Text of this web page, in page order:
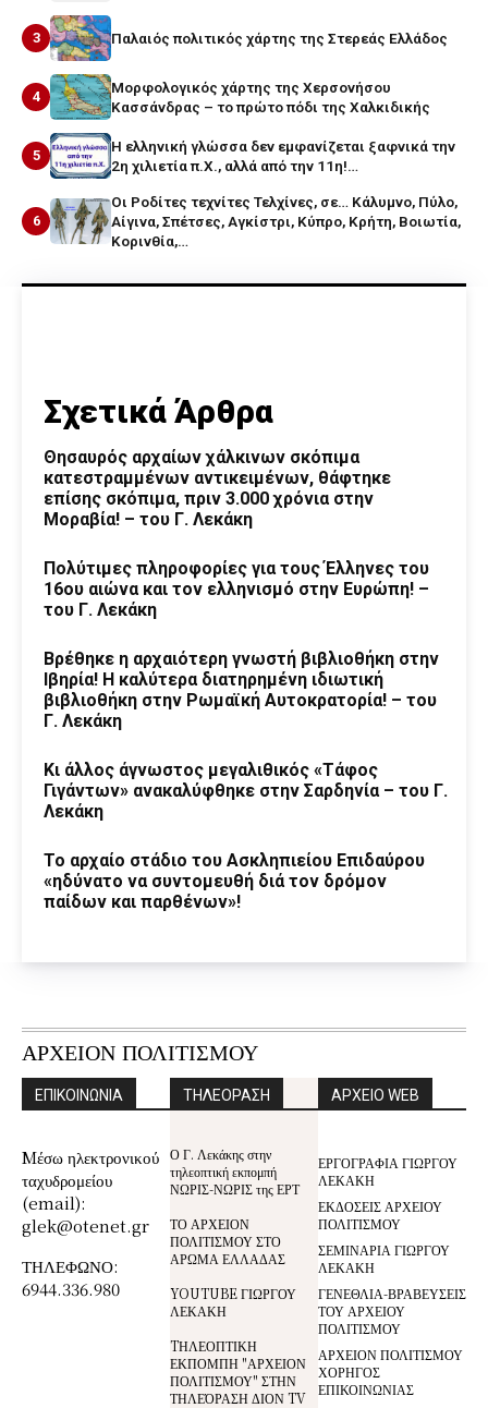
3 Παλαιός πολιτικός χάρτης της Στερεάς Ελλάδος
4
Μορφολογικός χάρτης της Χερσονήσου
Κασσάνδρας – το πρώτο πόδι της Χαλκιδικής
5
Η ελληνική γλώσσα δεν εμφανίζεται ξαφνικά την
2η χιλιετία π.Χ., αλλά από την 11η!…
6
Οι Ροδίτες τεχνίτες Τελχίνες, σε… Κάλυμνο, Πύλο,
Αίγινα, Σπέτσες, Αγκίστρι, Κύπρο, Κρήτη, Βοιωτία,
Κορινθία,…
Σχετικά Άρθρα
Θησαυρός αρχαίων χάλκινων σκόπιμα
κατεστραμμένων αντικειμένων, θάφτηκε
επίσης σκόπιμα, πριν 3.000 χρόνια στην
Μοραβία! – του Γ. Λεκάκη
Πολύτιμες πληροφορίες για τους Έλληνες του
16ου αιώνα και τον ελληνισμό στην Ευρώπη! –
του Γ. Λεκάκη
Βρέθηκε η αρχαιότερη γνωστή βιβλιοθήκη στην
Ιβηρία! Η καλύτερα διατηρημένη ιδιωτική
βιβλιοθήκη στην Ρωμαϊκή Αυτοκρατορία! – του
Γ. Λεκάκη
Κι άλλος άγνωστος μεγαλιθικός «Τάφος
Γιγάντων» ανακαλύφθηκε στην Σαρδηνία – του Γ.
Λεκάκη
Το αρχαίο στάδιο του Ασκληπιείου Επιδαύρου
«ηδύνατο να συντομευθή διά τον δρόμον
παίδων και παρθένων»!
ΑΡΧΕΙΟΝ ΠΟΛΙΤΙΣΜΟΥ
ΕΠΙΚΟΙΝΩΝΙΑ
Mέσω ηλεκτρονικού
ταχυδρομείου
(email):
glek@otenet.gr
ΤΗΛΕΦΩΝΟ:
6944.336.980
ΤΗΛΕΟΡΑΣΗ
Ο Γ. Λεκάκης στην
τηλεοπτική εκπομπή
ΝΩΡΙΣ-ΝΩΡΙΣ της ΕΡΤ
ΤΟ ΑΡΧΕΙΟΝ
ΠΟΛΙΤΙΣΜΟΥ ΣΤΟ
ΑΡΩΜΑ ΕΛΛΑΔΑΣ
YOUTUBE ΓΙΩΡΓΟΥ
ΛΕΚΑΚΗ
TΗΛΕΟΠΤΙΚΗ
ΕΚΠΟΜΠΗ "ΑΡΧΕΙΟΝ
ΠΟΛΙΤΙΣΜΟΥ" ΣΤΗΝ
ΤΗΛΕΌΡΑΣΗ ΔΙΟΝ TV
ΑΡΧΕΙΟ WEB
ΕΡΓΟΓΡΑΦΙΑ ΓΙΩΡΓΟΥ
ΛΕΚΑΚΗ
ΕΚΔΟΣΕΙΣ ΑΡΧΕΙΟΥ
ΠΟΛΙΤΙΣΜΟΥ
ΣΕΜΙΝΑΡΙΑ ΓΙΩΡΓΟΥ
ΛΕΚΑΚΗ
ΓΕΝΕΘΛΙΑ-ΒΡΑΒΕΥΣΕΙΣ
ΤΟΥ ΑΡΧΕΙΟΥ
ΠΟΛΙΤΙΣΜΟΥ
ΑΡΧΕΙΟΝ ΠΟΛΙΤΙΣΜΟΥ
ΧΟΡΗΓΟΣ
ΕΠΙΚΟΙΝΩΝΙΑΣ